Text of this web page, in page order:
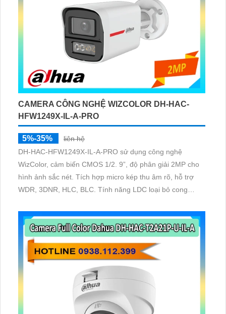
CAMERA CÔNG NGHỆ WIZCOLOR DH-HAC-
HFW1249X-IL-A-PRO
5%-35%
liên hệ
DH-HAC-HFW1249X-IL-A-PRO sử dụng công nghệ
WizColor, cảm biến CMOS 1/2. 9”, độ phân giải 2MP cho
hình ảnh sắc nét. Tích hợp micro kép thu âm rõ, hỗ trợ
WDR, 3DNR, HLC, BLC. Tính năng LDC loại bỏ cong
nhanh chóng và hiệu quả